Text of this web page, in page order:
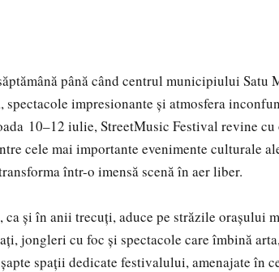
până când centrul municipiului Satu
spectacole impresionante și atmosfera
10–12 iulie, StreetMusic Festival revine
cele mai importante evenimente culturale
într-o imensă scenă în aer liber.
ca și în anii trecuți, aduce pe străzile orașului
jongleri cu foc și spectacole care îmbină
spații dedicate festivalului, amenajate în